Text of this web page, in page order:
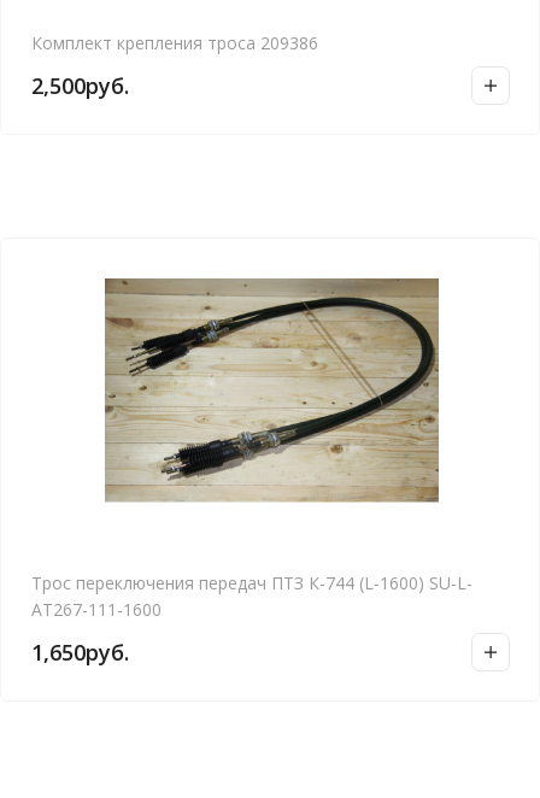
Комплект крепления троса 209386
2,500руб.
Трос переключения передач ПТЗ К-744 (L-1600) SU-L-
АТ267-111-1600
1,650руб.